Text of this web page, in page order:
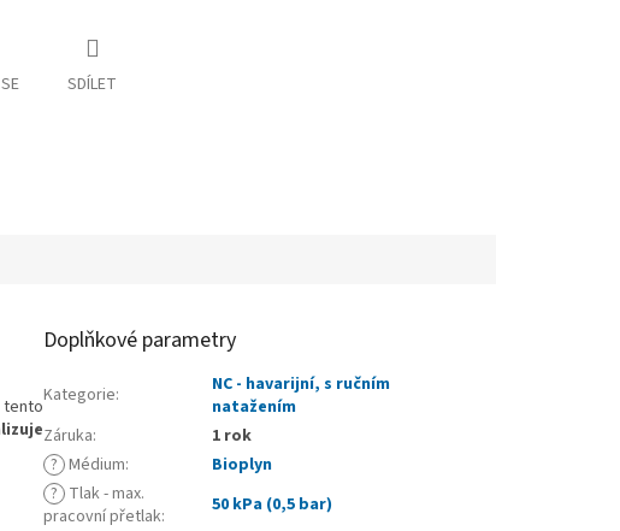
SDÍLET
Doplňkové parametry
Kategorie:
NC - havarijní, s ručním
natažením
Záruka:
1 rok
? Médium:
Bioplyn
? Tlak - max.
pracovní přetlak: 50 kPa (0,5 bar)